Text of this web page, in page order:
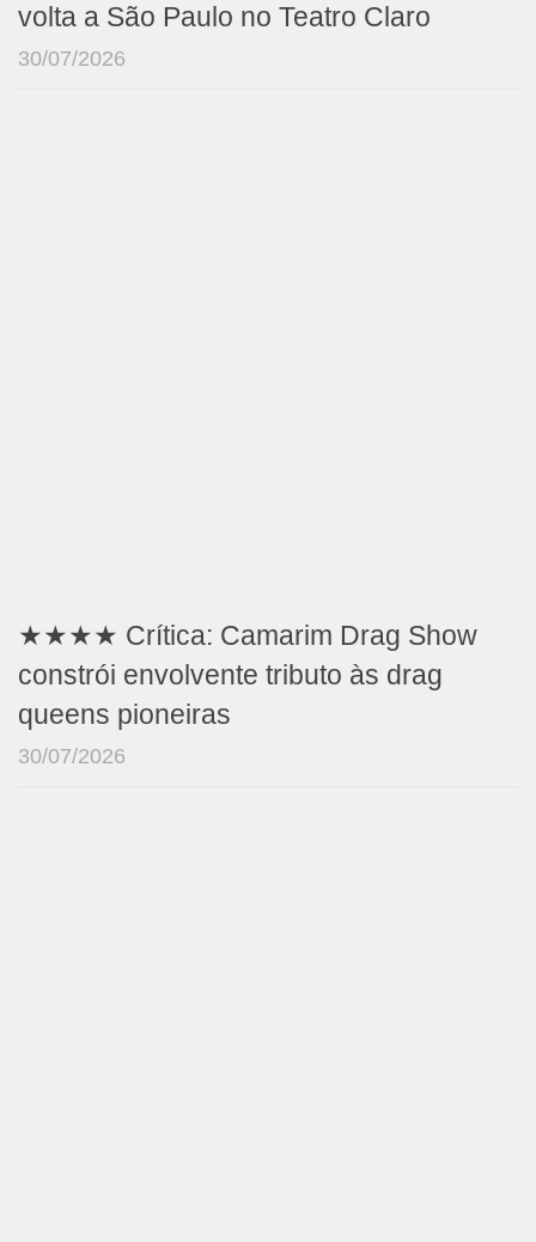
volta a São Paulo no Teatro Claro
30/07/2026
★★★★ Crítica: Camarim Drag Show
constrói envolvente tributo às drag
queens pioneiras
30/07/2026